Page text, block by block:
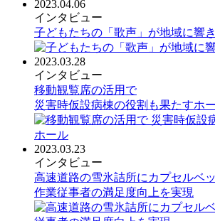
2023.04.06
インタビュー
子どもたちの「歌声」が地域に響
2023.03.28
インタビュー
移動観覧席の活用で
災害時仮設病棟の役割も果たすホ
2023.03.23
インタビュー
高速道路の雪氷詰所にカプセルベ
作業従事者の満足度向上を実現